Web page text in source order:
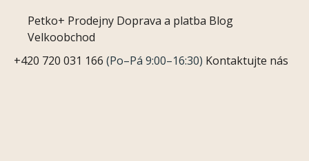
Petko+ Prodejny Doprava a platba Blog
Velkoobchod
+420 720 031 166 (Po–Pá 9:00–16:30) Kontaktujte nás